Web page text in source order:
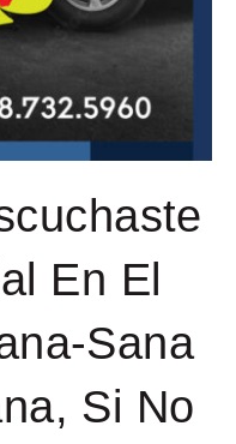
En El
Sana
Si No